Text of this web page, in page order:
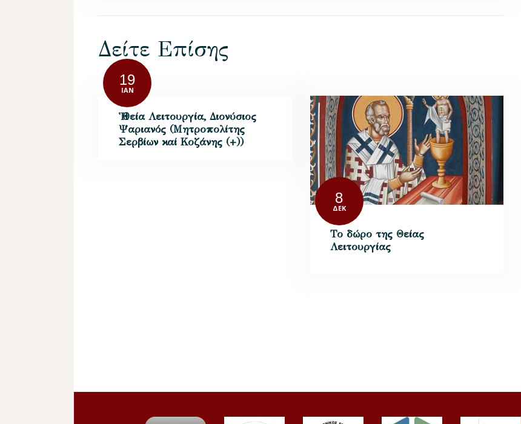
Δείτε Επίσης
19
ΙΑΝ
Ἡ Θεία Λειτουργία, Διονύσιος
Ψαριανός (Μητροπολίτης
Σερβίων καί Κοζάνης (+))
8
ΔΕΚ
Το δώρο της Θείας
Λειτουργίας